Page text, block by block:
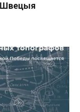
Швецыя